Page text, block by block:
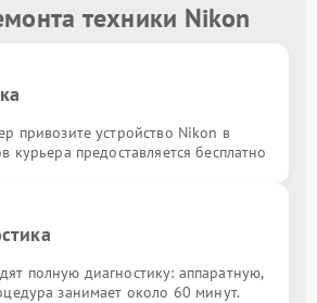
техники Nikon
привозите устройство Nikon в
курьера предоставляется бесплатно
полную диагностику: аппаратную,
занимает около 60 минут.